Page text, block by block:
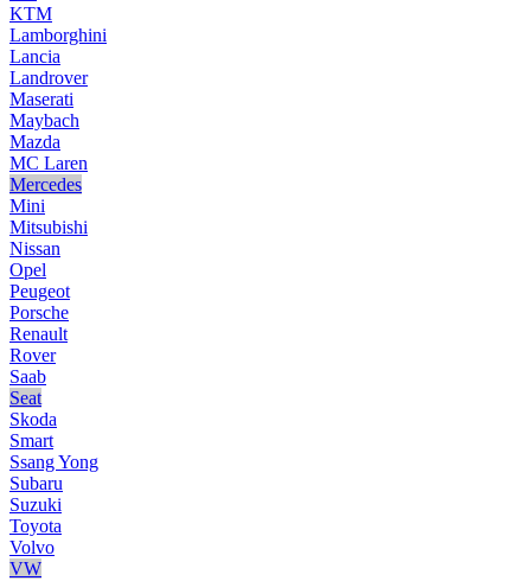
KTM
Lamborghini
Lancia
Landrover
Maserati
Maybach
Mazda
MC Laren
Mercedes
Mini
Mitsubishi
Nissan
Opel
Peugeot
Porsche
Renault
Rover
Saab
Seat
Skoda
Smart
Ssang Yong
Subaru
Suzuki
Toyota
Volvo
VW